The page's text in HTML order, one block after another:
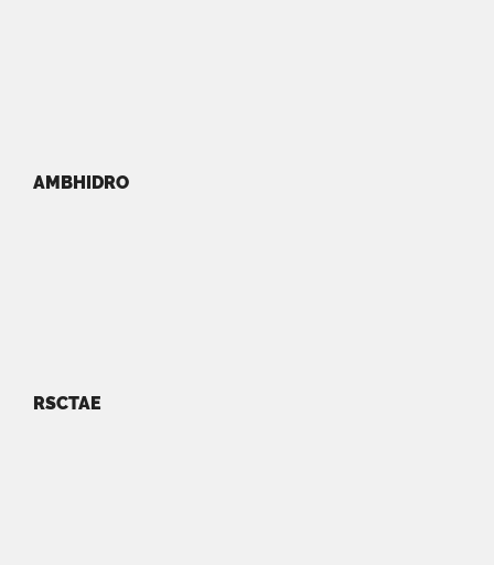
AMBHIDRO
RSCTAE